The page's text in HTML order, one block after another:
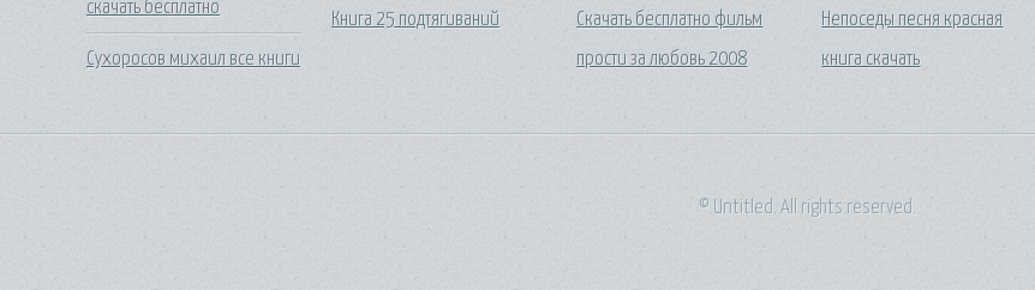
скачать бесплатно
Сухоросов михаил все книги
Книга 25 подтягиваний
Скачать бесплатно фильм
прости за любовь 2008
Непоседы песня красная
книга скачать
© Untitled. All rights reserved.